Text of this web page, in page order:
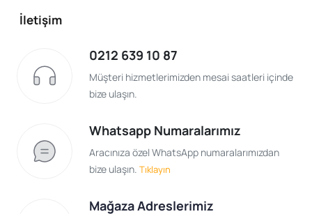
İletişim
0212 639 10 87
Müşteri hizmetlerimizden mesai saatleri içinde
bize ulaşın.
Whatsapp Numaralarımız
Aracınıza özel WhatsApp numaralarımızdan
bize ulaşın. Tıklayın
Mağaza Adreslerimiz